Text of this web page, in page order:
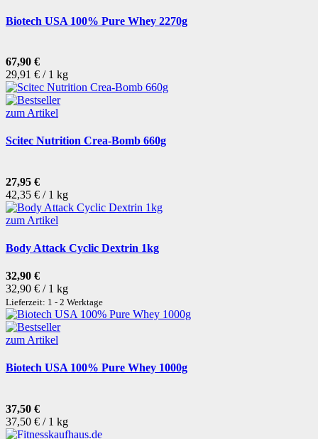
Biotech USA 100% Pure Whey 2270g
67,90 €
29,91 € / 1 kg
zum Artikel
Scitec Nutrition Crea-Bomb 660g
27,95 €
42,35 € / 1 kg
zum Artikel
Body Attack Cyclic Dextrin 1kg
32,90 €
32,90 € / 1 kg
Lieferzeit: 1 - 2 Werktage
zum Artikel
Biotech USA 100% Pure Whey 1000g
37,50 €
37,50 € / 1 kg